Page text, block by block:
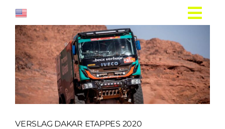
inhoud
VERSLAG DAKAR ETAPPES 2020